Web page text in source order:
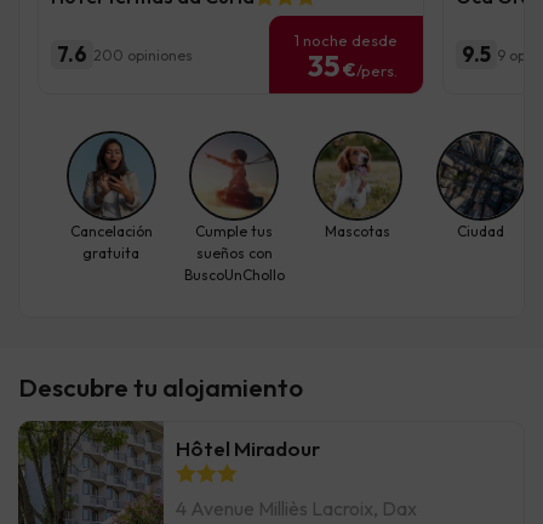
Descubre tu alojamiento
Hôtel Miradour
4 Avenue Milliès Lacroix, Dax
7.6 200 opiniones
1 noche desde
35€/pers.
9.5 9
Cancelación
gratuita
Cumple tus
sueños con
BuscoUnChollo
Mascotas Ciudad